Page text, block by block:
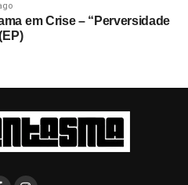
em Crise – “Perversidade